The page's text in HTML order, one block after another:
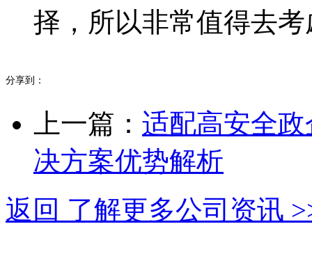
择，所以非常值得去考
分享到：
上一篇： 适配高安全
决方案优势解析
返回 了解更多公司资讯